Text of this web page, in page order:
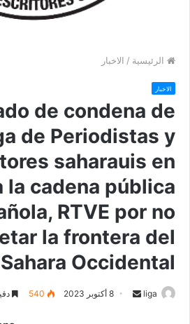
الرئيسية / الاخبار
الاخبار
de condena de
de Periodistas y
saharauis en
la cadena pública
RTVE por no
la frontera del
Sahara Occidental.
liga 8 أكتوبر 2023 540